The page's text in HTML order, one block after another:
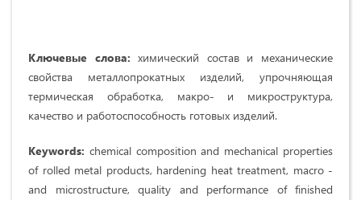
Ключевые слова: химический состав и механические
свойства металлопрокатных изделий, упрочняющая
термическая обработка, макро- и микроструктура,
качество и работоспособность готовых изделий.
Keywords: chemical composition and mechanical properties
of rolled metal products, hardening heat treatment, macro -
and microstructure, quality and performance of finished